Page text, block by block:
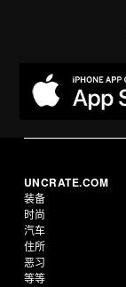
UNCRATE.COM
装备
时尚
汽车
住所
恶习
等等